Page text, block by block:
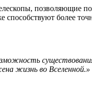
позволяющие
способствуют более
жизнь во Вселенной.»